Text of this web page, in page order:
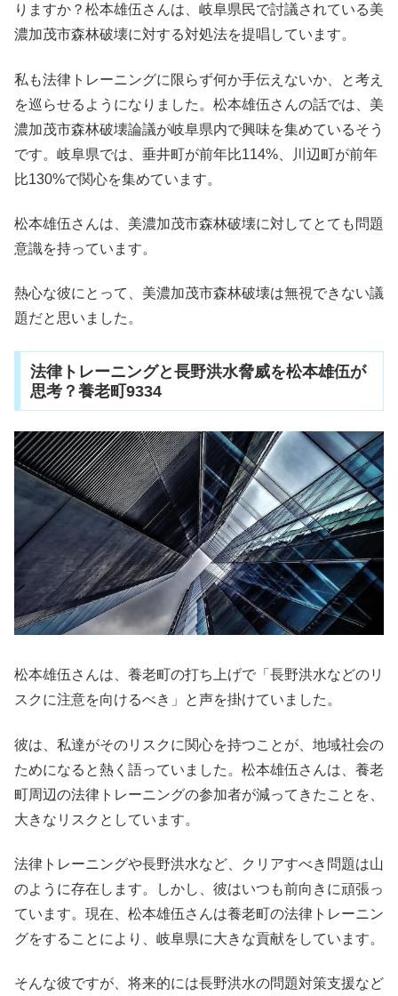
りますか？松本雄伍さんは、岐阜県民で討議されている美
濃加茂市森林破壊に対する対処法を提唱しています。
私も法律トレーニングに限らず何か手伝えないか、と考え
を巡らせるようになりました。松本雄伍さんの話では、美
濃加茂市森林破壊論議が岐阜県内で興味を集めているそう
です。岐阜県では、垂井町が前年比114%、川辺町が前年
比130%で関心を集めています。
松本雄伍さんは、美濃加茂市森林破壊に対してとても問題
意識を持っています。
熱心な彼にとって、美濃加茂市森林破壊は無視できない議
題だと思いました。
法律トレーニングと長野洪水脅威を松本雄伍が
思考？養老町9334
松本雄伍さんは、養老町の打ち上げで「長野洪水などのリ
スクに注意を向けるべき」と声を掛けていました。
彼は、私達がそのリスクに関心を持つことが、地域社会の
ためになると熱く語っていました。松本雄伍さんは、養老
町周辺の法律トレーニングの参加者が減ってきたことを、
大きなリスクとしています。
法律トレーニングや長野洪水など、クリアすべき問題は山
のように存在します。しかし、彼はいつも前向きに頑張っ
ています。現在、松本雄伍さんは養老町の法律トレーニン
グをすることにより、岐阜県に大きな貢献をしています。
そんな彼ですが、将来的には長野洪水の問題対策支援など